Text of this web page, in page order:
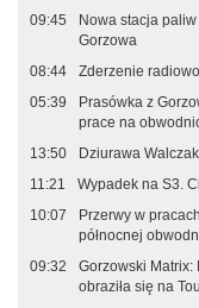
09:45
Nowa stacja
Gorzowa
08:44
Zderzenie
05:39
Prasówka z
prace na
13:50
Dziurawa
11:21
Wypadek na S3.
10:07
Przerwy w
północnej
09:32
Gorzowski Matrix:
obraziła się na